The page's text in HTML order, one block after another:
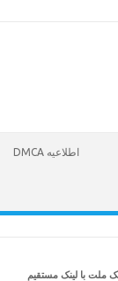
اطلاعیه DMCA
ملت با لینک مستقیم